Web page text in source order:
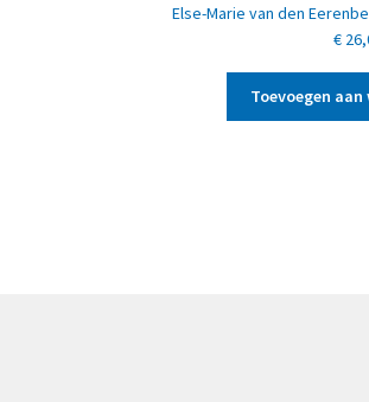
Else-Marie van den
€
Toevoegen